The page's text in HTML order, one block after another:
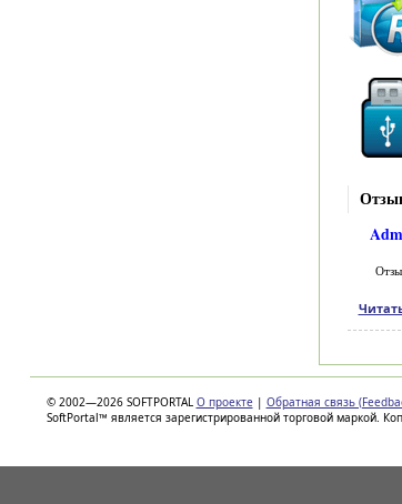
© 2002—2026 SOFTPORTAL О проекте | Обратная связь
SoftPortal™ является зарегистрированной торговой маркой.